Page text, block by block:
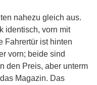
nahezu gleich aus.
identisch, vorn mit
Fahrertür ist hinten
vorn; beide sind
den Preis, aber unterm
Magazin. Das